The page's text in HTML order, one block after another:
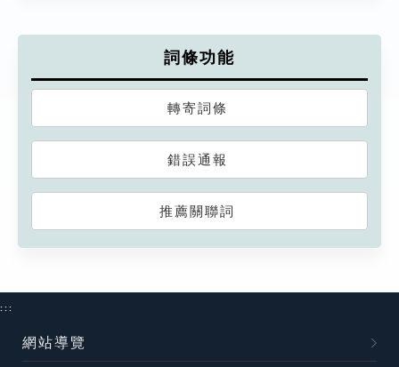
詞條功能
轉寄詞條
錯誤通報
推薦關聯詞
:::
網站導覽